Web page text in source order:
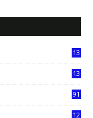
13
13
91
12